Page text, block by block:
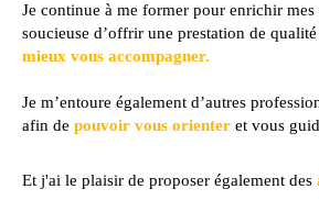
Je continue à me former pour enrichir mes
soucieuse d’offrir une prestation de
mieux vous accompagner.
Je m’entoure également d’autres
afin de pouvoir vous orienter et vous
Et j'ai le plaisir de proposer également des